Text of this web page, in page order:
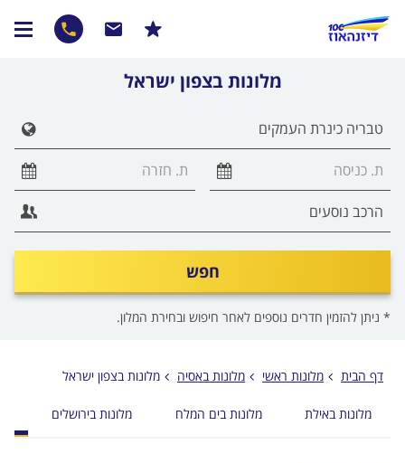
מלונות בצפון ישראל
חפש
* ניתן להזמין חדרים נוספים לאחר חיפוש ובחירת המלון.
דף הבית מלונות ראשי מלונות באסיה מלונות בצפון ישראל
מלונות באילת מלונות בים המלח מלונות בירושלים